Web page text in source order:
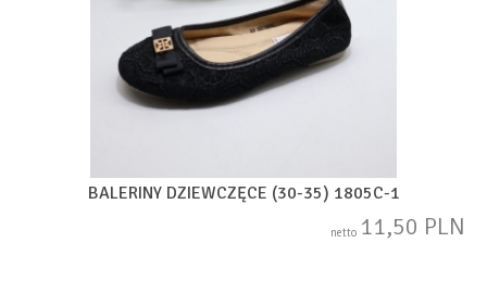
BALERINY DZIEWCZĘCE (30-35) 1805C-1
netto 11,50 PLN